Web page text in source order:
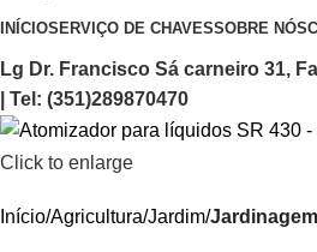
INÍCIOSERVIÇO DE CHAVESSOBRE NÓS
Lg Dr. Francisco Sá carneiro 31,
| Tel: (351)289870470
Click to enlarge
Início Agricultura/Jardim Jardinagem